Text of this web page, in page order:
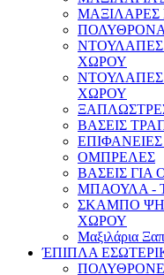
ΝΤΟΥΛΑΠΕΣ
ΧΩΡΟΥ
ΝΤΟΥΛΑΠΕΣ
ΧΩΡΟΥ
ΒΑΣΕΙΣ
ΟΜΠΡΕΛΕΣ
ΒΑΣΕΙΣ ΓΙΑ
ΜΠΑΟΥΛΑ -
ΣΚΑΜΠΟ
ΧΩΡΟΥ
Μαξιλάρια
ΈΠΙΠΛΑ